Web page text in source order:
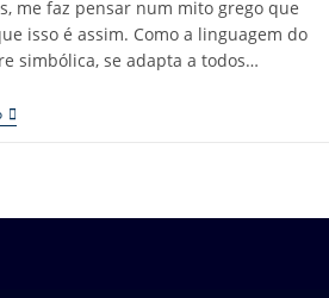
me faz pensar num mito grego que
isso é assim. Como a linguagem do
simbólica, se adapta a todos…